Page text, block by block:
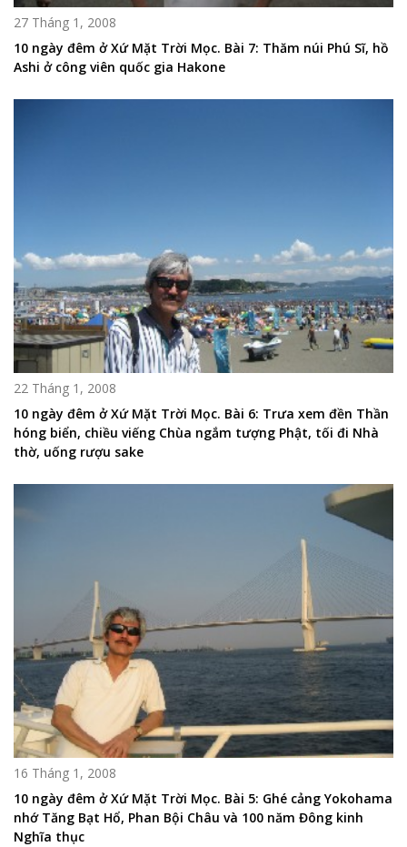
27 Tháng 1, 2008
10 ngày đêm ở Xứ Mặt Trời Mọc. Bài 7: Thăm núi Phú Sĩ, hồ
Ashi ở công viên quốc gia Hakone
22 Tháng 1, 2008
10 ngày đêm ở Xứ Mặt Trời Mọc. Bài 6: Trưa xem đền Thần
hóng biển, chiều viếng Chùa ngắm tượng Phật, tối đi Nhà
thờ, uống rượu sake
16 Tháng 1, 2008
10 ngày đêm ở Xứ Mặt Trời Mọc. Bài 5: Ghé cảng Yokohama
nhớ Tăng Bạt Hổ, Phan Bội Châu và 100 năm Đông kinh
Nghĩa thục